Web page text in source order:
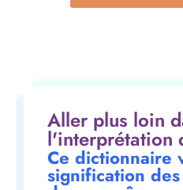
Aller plus loin
l'interprétation
Ce dictionnaire
signification